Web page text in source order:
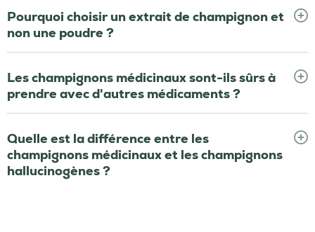
Pourquoi choisir un extrait de champignon et
non une poudre ?
Les champignons médicinaux sont-ils sûrs à
prendre avec d'autres médicaments ?
Quelle est la différence entre les
champignons médicinaux et les champignons
hallucinogènes ?